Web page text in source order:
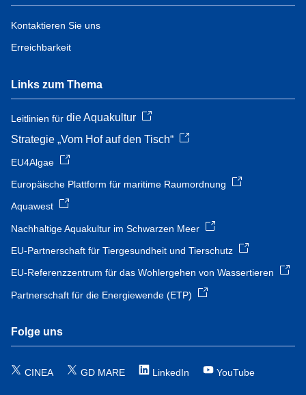
Kontaktieren Sie uns
Erreichbarkeit
Links zum Thema
Leitlinien für die Aquakultur
Strategie „Vom Hof auf den Tisch“
EU4Algae
Europäische Plattform für maritime Raumordnung
Aquawest
Nachhaltige Aquakultur im Schwarzen Meer
EU-Partnerschaft für Tiergesundheit und Tierschutz
EU-Referenzzentrum für das Wohlergehen von Wassertieren
Partnerschaft für die Energiewende (ETP)
Folge uns
CINEA GD MARE LinkedIn YouTube